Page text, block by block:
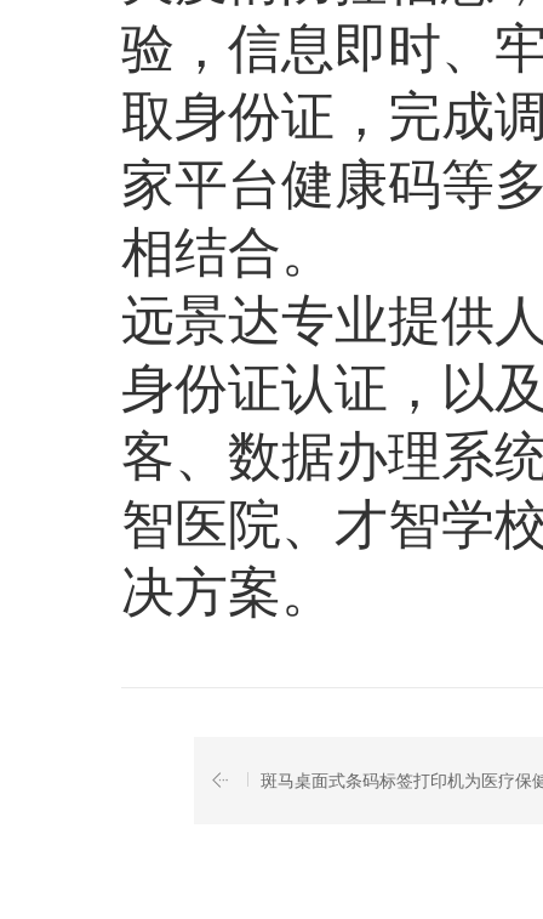
验，信息即时、
取身份证，完成
家平台健康码等
相结合。
远景达专业提供
身份证认证，以
客、数据办理系
智医院、才智学
决方案。
斑马桌面式条码标签打印机为医疗保